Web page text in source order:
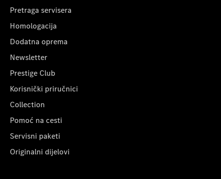
Pretraga servisera
Homologacija
Dodatna oprema
Newsletter
Prestige Club
Korisnički priručnici
Collection
Pomoć na cesti
Servisni paketi
Originalni dijelovi